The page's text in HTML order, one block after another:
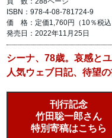
ISBN：978-4-08-781724-9
価 格：定価1,760円（10％税込
発売日：2022年11月25日
シーナ、78歳。哀感と
人気ウェブ日記、待望の
刊行記念
竹田聡一郎さん
特別寄稿はこちら